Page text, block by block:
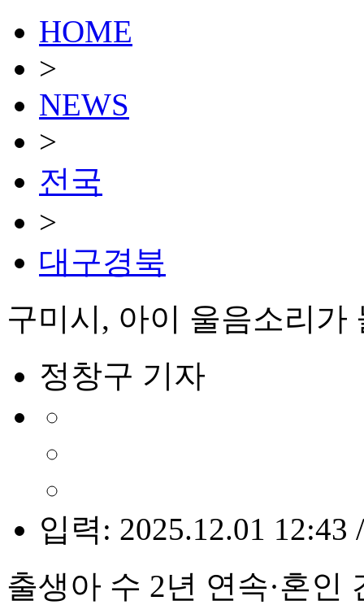
HOME
>
NEWS
>
전국
>
대구경북
구미시, 아이 울음소리가
정창구 기자
입력: 2025.12.01 12:43
출생아 수 2년 연속·혼